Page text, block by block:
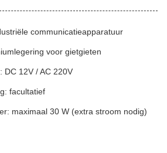
communicatieapparatuur
voor gietgieten
DC 12V / AC 220V
facultatief
maximaal 30 W (extra stroom nodig)